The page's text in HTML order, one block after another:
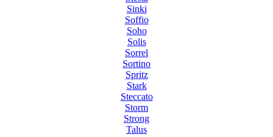
Sinki
Soffio
Soho
Solis
Sorrel
Sortino
Spritz
Stark
Steccato
Storm
Strong
Talus